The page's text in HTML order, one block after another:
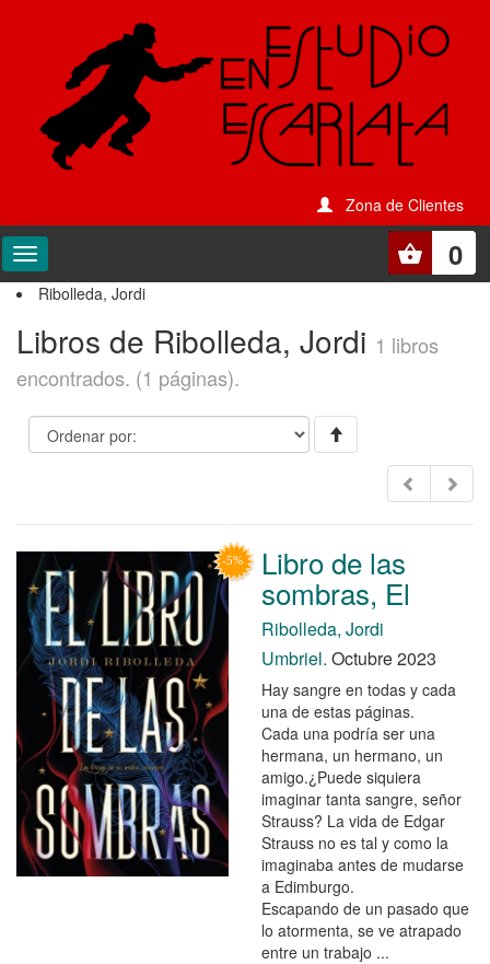
Zona de Clientes
0
Ribolleda, Jordi
Libros de Ribolleda, Jordi 1 libros
encontrados. (1 páginas).
Libro de las
sombras, El
Ribolleda, Jordi
Umbriel. Octubre 2023
Hay sangre en todas y cada
una de estas páginas.
Cada una podría ser una
hermana, un hermano, un
amigo.¿Puede siquiera
imaginar tanta sangre, señor
Strauss? La vida de Edgar
Strauss no es tal y como la
imaginaba antes de mudarse
a Edimburgo.
Escapando de un pasado que
lo atormenta, se ve atrapado
entre un trabajo ...